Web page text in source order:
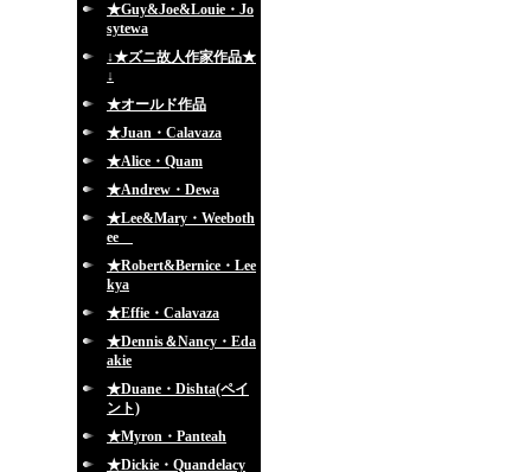
★Guy&Joe&Louie・Jo
sytewa
↓★ズニ故人作家作品★
↓
★オールド作品
★Juan・Calavaza
★Alice・Quam
★Andrew・Dewa
★Lee&Mary・Weeboth
ee
★Robert&Bernice・Lee
kya
★Effie・Calavaza
★Dennis＆Nancy・Eda
akie
★Duane・Dishta(ペイ
ント)
★Myron・Panteah
★Dickie・Quandelacy